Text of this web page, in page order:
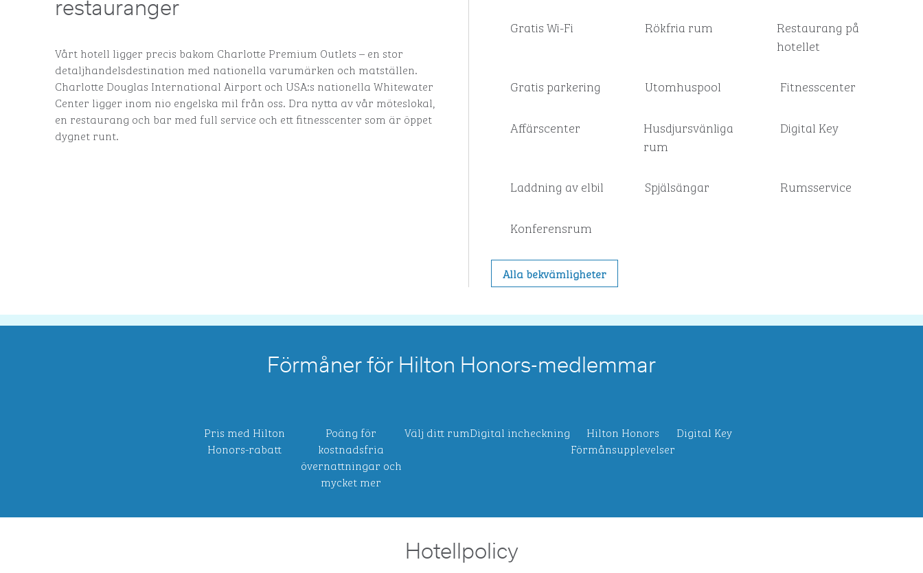
restauranger
Vårt hotell ligger precis bakom Charlotte Premium Outlets – en stor
detaljhandelsdestination med nationella varumärken och matställen.
Charlotte Douglas International Airport och USA:s nationella Whitewater
Center ligger inom nio engelska mil från oss. Dra nytta av vår möteslokal,
en restaurang och bar med full service och ett fitnesscenter som är öppet
dygnet runt.
Gratis Wi-Fi Rökfria rum
Restaurang på
hotellet
Gratis parkering Utomhuspool Fitnesscenter
Affärscenter
Husdjursvänliga
rum
Digital Key
Laddning av elbil Spjälsängar Rumsservice
Konferensrum
Alla bekvämligheter
Förmåner för Hilton Honors-medlemmar
Pris med Hilton
Honors-rabatt
Poäng för
kostnadsfria
övernattningar och
mycket mer
Välj ditt rumDigital incheckning
Hilton Honors
Förmånsupplevelser
Digital Key
Hotellpolicy